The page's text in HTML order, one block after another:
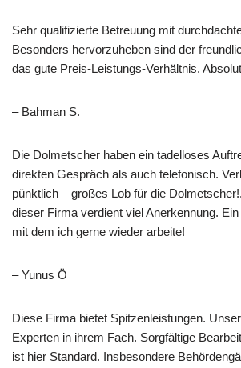
Sehr qualifizierte Betreuung mit
Besonders hervorzuheben sind der
das gute Preis-Leistungs-Verhältnis.
– Bahman S.
Die Dolmetscher haben ein tadelloses
direkten Gespräch als auch telefonisch.
pünktlich – großes Lob für die
dieser Firma verdient viel Anerkennung.
mit dem ich gerne wieder arbeite!
– Yunus Ö
Diese Firma bietet Spitzenleistungen.
Experten in ihrem Fach. Sorgfältige
ist hier Standard. Insbesondere